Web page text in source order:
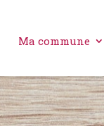
Ma commune